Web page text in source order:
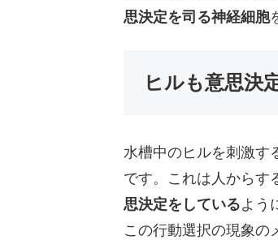
思決定を司る神経細胞
ヒルも意思決
水槽中のヒルを刺激す
です。これは人からす
思決定をしているよう
この行動選択の現象の